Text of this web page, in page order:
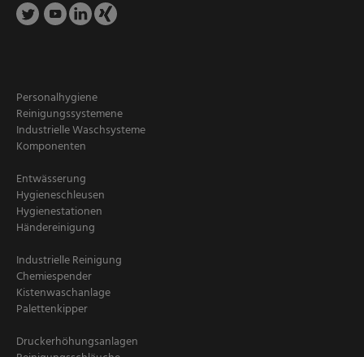
Personalhygiene
Reinigungssystemene
Industrielle Waschsysteme
Komponenten
Entwässerung
Hygieneschleusen
Hygienestationen
Händereinigung
Industrielle Reinigung
Chemiespender
Kistenwaschanlage
Palettenkipper
Druckerhöhungsanlagen